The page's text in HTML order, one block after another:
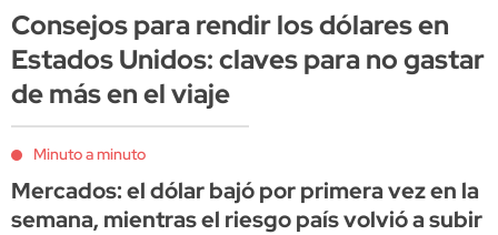
Consejos para rendir los dólares en
Estados Unidos: claves para no gastar
de más en el viaje
Minuto a minuto
Mercados: el dólar bajó por primera vez en la
semana, mientras el riesgo país volvió a subir